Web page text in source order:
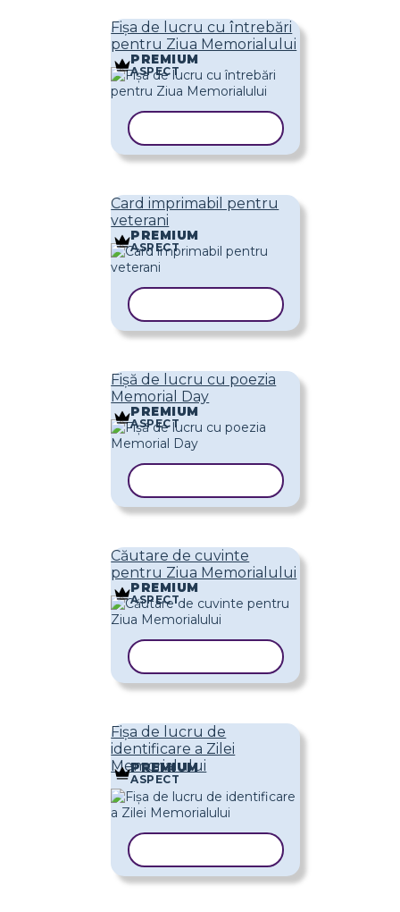
Fișa de lucru cu întrebări
pentru Ziua Memorialului
PREMIUM
ASPECT
Card imprimabil pentru
veterani
PREMIUM
ASPECT
Fișă de lucru cu poezia
Memorial Day
PREMIUM
ASPECT
Căutare de cuvinte
pentru Ziua Memorialului
PREMIUM
ASPECT
Fișa de lucru de
identificare a Zilei
Memorialului
PREMIUM
ASPECT